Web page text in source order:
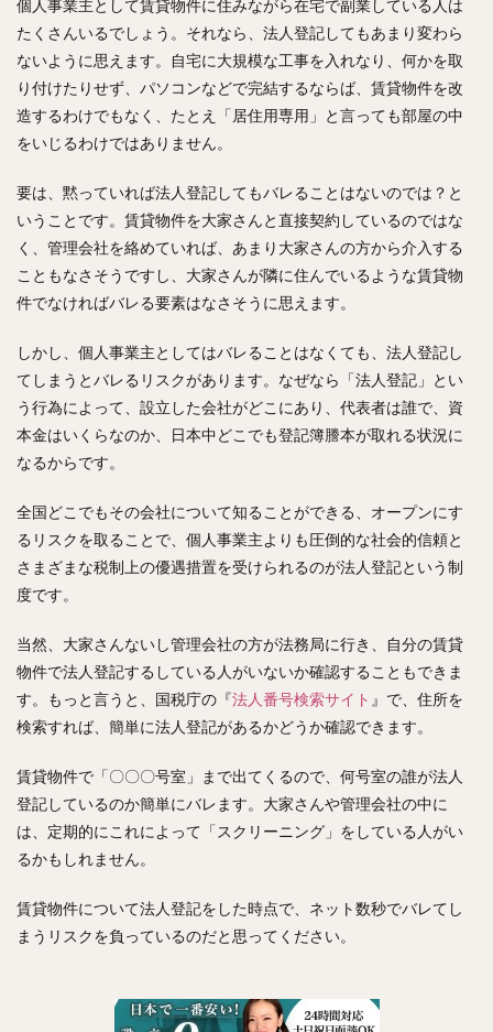
個人事業主として賃貸物件に住みながら在宅で副業している人は
たくさんいるでしょう。それなら、法人登記してもあまり変わら
ないように思えます。自宅に大規模な工事を入れなり、何かを取
り付けたりせず、パソコンなどで完結するならば、賃貸物件を改
造するわけでもなく、たとえ「居住用専用」と言っても部屋の中
をいじるわけではありません。
要は、黙っていれば法人登記してもバレることはないのでは？と
いうことです。賃貸物件を大家さんと直接契約しているのではな
く、管理会社を絡めていれば、あまり大家さんの方から介入する
こともなさそうですし、大家さんが隣に住んでいるような賃貸物
件でなければバレる要素はなさそうに思えます。
しかし、個人事業主としてはバレることはなくても、法人登記し
てしまうとバレるリスクがあります。なぜなら「法人登記」とい
う行為によって、設立した会社がどこにあり、代表者は誰で、資
本金はいくらなのか、日本中どこでも登記簿謄本が取れる状況に
なるからです。
全国どこでもその会社について知ることができる、オープンにす
るリスクを取ることで、個人事業主よりも圧倒的な社会的信頼と
さまざまな税制上の優遇措置を受けられるのが法人登記という制
度です。
当然、大家さんないし管理会社の方が法務局に行き、自分の賃貸
物件で法人登記するしている人がいないか確認することもできま
す。もっと言うと、国税庁の『法人番号検索サイト 』で、住所を
検索すれば、簡単に法人登記があるかどうか確認できます。
賃貸物件で「〇〇〇号室」まで出てくるので、何号室の誰が法人
登記しているのか簡単にバレます。大家さんや管理会社の中に
は、定期的にこれによって「スクリーニング」をしている人がい
るかもしれません。
賃貸物件について法人登記をした時点で、ネット数秒でバレてし
まうリスクを負っているのだと思ってください。